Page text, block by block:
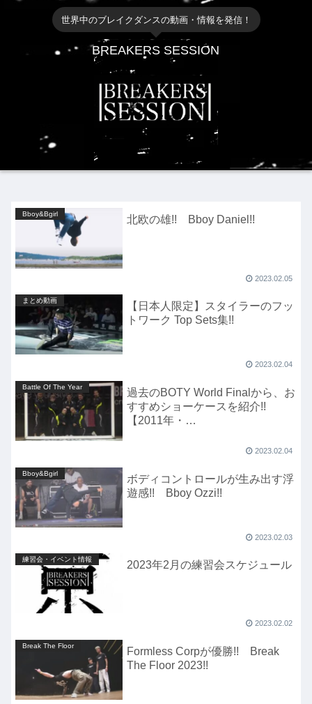
世界中のブレイクダンスの動画・情報を発信！
BREAKERS SESSION
Bboy&Bgirl 北欧の雄!! Bboy Daniel!!
2023.02.05
まとめ動画
【日本人限定】スタイラーのフッ
トワーク Top Sets集!!
2023.02.04
Battle Of The Year
過去のBOTY World Finalから、お
すすめショーケースを紹介!!
【2011年・
2023.02.04
Bboy&Bgirl
ボディコントロールが生み出す浮
遊感!! Bboy Ozzi!!
2023.02.03
練習会・イベント情報 2023年2月の練習会スケジュール
2023.02.02
Break The Floor
Formless Corpが優勝!! Break
The Floor 2023!!